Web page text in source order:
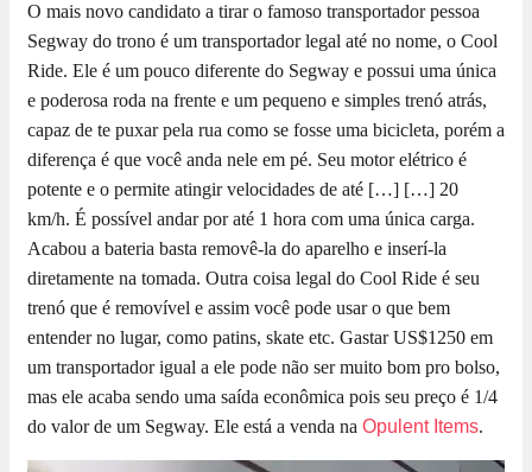
O mais novo candidato a tirar o famoso transportador pessoa
Segway do trono é um transportador legal até no nome, o Cool
Ride. Ele é um pouco diferente do Segway e possui uma única
e poderosa roda na frente e um pequeno e simples trenó atrás,
capaz de te puxar pela rua como se fosse uma bicicleta, porém a
diferença é que você anda nele em pé. Seu motor elétrico é
potente e o permite atingir velocidades de até […] […] 20
km/h. É possível andar por até 1 hora com uma única carga.
Acabou a bateria basta removê-la do aparelho e inserí-la
diretamente na tomada. Outra coisa legal do Cool Ride é seu
trenó que é removível e assim você pode usar o que bem
entender no lugar, como patins, skate etc. Gastar US$1250 em
um transportador igual a ele pode não ser muito bom pro bolso,
mas ele acaba sendo uma saída econômica pois seu preço é 1/4
do valor de um Segway. Ele está a venda na Opulent Items.